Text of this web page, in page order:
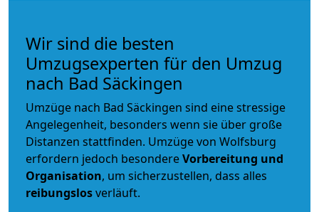
Wir sind die besten
Umzugsexperten für den Umzug
nach Bad Säckingen
Umzüge nach Bad Säckingen sind eine stressige
Angelegenheit, besonders wenn sie über große
Distanzen stattfinden. Umzüge von Wolfsburg
erfordern jedoch besondereVorbereitung und
Organisation, um sicherzustellen, dass alles
reibungslosverläuft.